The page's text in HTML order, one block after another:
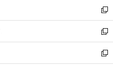
く
で
開
く
ド
ウ
で
開
く
ィ
ン
ド
ウ
で
開
い
ウ
ィ
ン
ド
ウ
新
し
い
ウ
ィ
ン
新
し
い
ウ
新
し